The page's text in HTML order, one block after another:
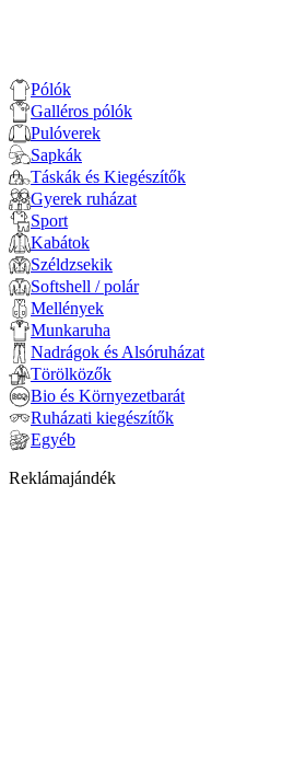
Pólók
Galléros pólók
Pulóverek
Sapkák
Táskák és Kiegészítők
Gyerek ruházat
Sport
Kabátok
Széldzsekik
Softshell / polár
Mellények
Munkaruha
Nadrágok és Alsóruházat
Törölközők
Bio és Környezetbarát
Ruházati kiegészítők
Egyéb
Reklámajándék